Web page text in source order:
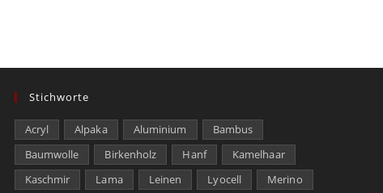
Stichworte
Acryl Alpaka Aluminium
Bambus
Baumwolle
Birkenholz Hanf
Kamelhaar
Kaschmir
Lama Leinen Lyocell Merino